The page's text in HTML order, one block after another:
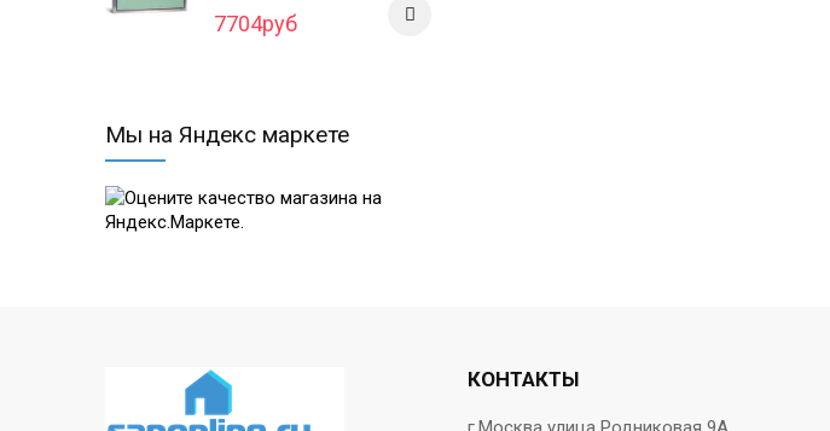
7704руб
Мы на Яндекс маркете
КОНТАКТЫ